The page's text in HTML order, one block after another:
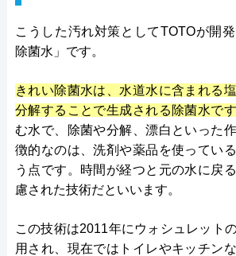
こうした汚れ対策としてTOTOが開
除菌水」です。
きれい除菌水は、水道水に含まれる
分解することで生成される除菌水です
む水で、除菌や分解、漂白といった
徴的なのは、洗剤や薬品を使ってい
う点です。時間が経つと元の水に戻
慮された技術だといいます。
この技術は2011年にウォシュレット
用され、現在ではトイレやキッチン